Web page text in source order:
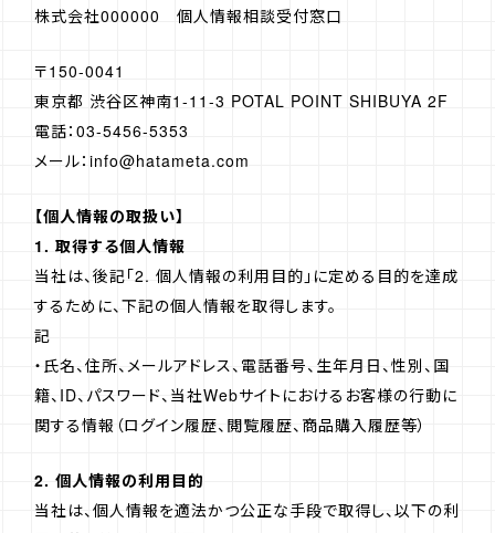
株式会社000000 個人情報相談受付窓口
〒150-0041
東京都 渋谷区神南1-11-3 POTAL POINT SHIBUYA 2F
電話：03-5456-5353
メール：info@hatameta.com
【個人情報の取扱い】
1. 取得する個人情報
当社は、後記「2. 個人情報の利用目的」に定める目的を達成
するために、下記の個人情報を取得します。
記
・氏名、住所、メールアドレス、電話番号、生年月日、性別、国
籍、ID、パスワード、当社Webサイトにおけるお客様の行動に
関する情報（ログイン履歴、閲覧履歴、商品購入履歴等）
2. 個人情報の利用目的
当社は、個人情報を適法かつ公正な手段で取得し、以下の利